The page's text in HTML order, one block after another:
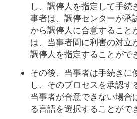
し、調停人を指定して手続
事者は、調停センターが承
から調停人に合意すること
は、当事者間に利害の対立
調停人を指定することがで
その後、当事者は手続きに
し、そのプロセスを承認す
当事者が合意できない場合
る言語を選択することがで